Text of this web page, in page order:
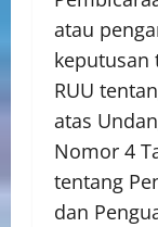
atau
keputusan
RUU
atas
Nomor 4
tentang
dan